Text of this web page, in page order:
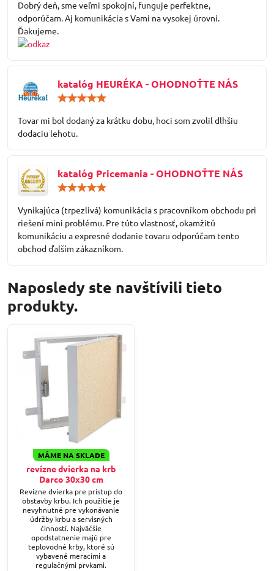
5
Dobrý deň, sme veľmi spokojní, funguje perfektne,
odporúčam. Aj komunikácia s Vami na vysokej úrovni.
Ďakujeme.
katalóg HEURÉKA - OHODNOŤTE NÁS
5
Tovar mi bol dodaný za krátku dobu, hoci som zvolil dlhšiu
dodaciu lehotu.
katalóg Pricemania - OHODNOŤTE NÁS
5
Vynikajúca (trpezlivá) komunikácia s pracovníkom obchodu pri
riešení mini problému. Pre túto vlastnosť, okamžitú
komunikáciu a expresné dodanie tovaru odporúčam tento
obchod ďalším zákazníkom.
Naposledy ste navštívili tieto
produkty.
MÁME NA SKLADE
revízne dvierka na krb
Darco 30x30 cm
Revízne dvierka pre prístup do
obstavby krbu. Ich použitie je
nevyhnutné pre vykonávanie
údržby krbu a servisných
činností. Najväčšie
opodstatnenie majú pre
teplovodné krby, ktoré sú
vybavené meracími a
regulačnými prvkami.